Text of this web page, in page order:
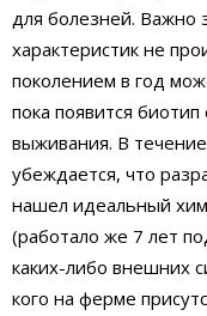
для болезней. Важно
характеристик не
поколением в год
пока появится
выживания. В
убеждается, что
нашел идеальный
(работало же 7 лет
каких-либо внешних
кого на ферме